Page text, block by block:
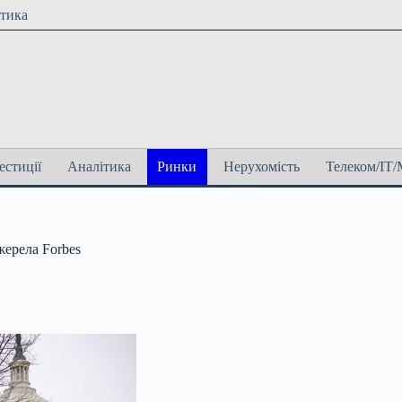
Аналітика Ринки Нерухомість Телеком/
Forbes